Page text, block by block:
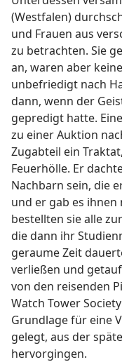
(Westfalen)
und Frauen aus
zu betrachten. Sie
an, waren aber
unbefriedigt nach
dann, wenn der
gepredigt hatte.
zu einer Auktion
Zugabteil ein
Feuerhölle. Er
Nachbarn sein, die
und er gab es ihnen
bestellten sie alle
die dann ihr
geraume Zeit
verließen und
von den reisenden
Watch Tower
Grundlage für eine
gelegt, aus der
hervorgingen.